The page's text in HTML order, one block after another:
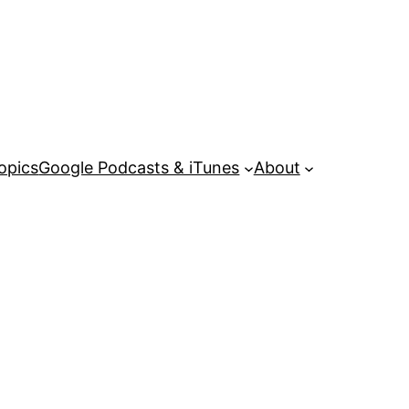
Google Podcasts & iTunes About